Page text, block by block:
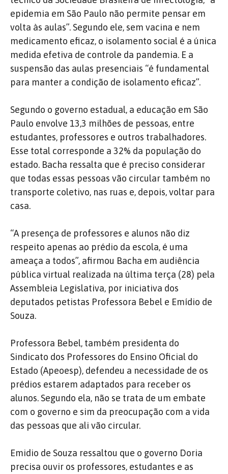
epidemia em São Paulo não permite pensar em
volta às aulas”. Segundo ele, sem vacina e nem
medicamento eficaz, o isolamento social é a única
medida efetiva de controle da pandemia. E a
suspensão das aulas presenciais “é fundamental
para manter a condição de isolamento eficaz”.
Segundo o governo estadual, a educação em São
Paulo envolve 13,3 milhões de pessoas, entre
estudantes, professores e outros trabalhadores.
Esse total corresponde a 32% da população do
estado. Bacha ressalta que é preciso considerar
que todas essas pessoas vão circular também no
transporte coletivo, nas ruas e, depois, voltar para
casa.
“A presença de professores e alunos não diz
respeito apenas ao prédio da escola, é uma
ameaça a todos”, afirmou Bacha em audiência
pública virtual realizada na última terça (28) pela
Assembleia Legislativa, por iniciativa dos
deputados petistas Professora Bebel e Emídio de
Souza.
Professora Bebel, também presidenta do
Sindicato dos Professores do Ensino Oficial do
Estado (Apeoesp), defendeu a necessidade de os
prédios estarem adaptados para receber os
alunos. Segundo ela, não se trata de um embate
com o governo e sim da preocupação com a vida
das pessoas que ali vão circular.
Emidio de Souza ressaltou que o governo Doria
precisa ouvir os professores, estudantes e as